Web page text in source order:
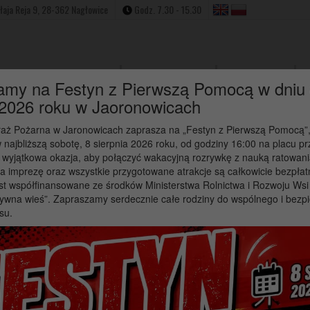
na Festyn z Pierwszą Pomocą w dniu
roku w Jaoronowicach
Pożarna w Jaronowicach zaprasza na „Festyn z Pierwszą
najbliższą sobotę, 8 sierpnia 2026 roku, od godziny 16:00 na placu
okazja, aby połączyć wakacyjną rozrywkę z nauką
imprezę oraz wszystkie przygotowane atrakcje są całkowicie
współfinansowane ze środków Ministerstwa Rolnictwa i Rozwoju
wieś”. Zapraszamy serdecznie całe rodziny do wspólnego i